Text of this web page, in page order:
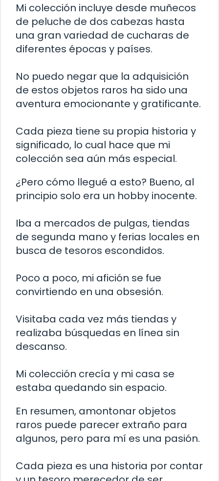
Mi colección incluye desde muñecos
de peluche de dos cabezas hasta
una gran variedad de cucharas de
diferentes épocas y países.
No puedo negar que la adquisición
de estos objetos raros ha sido una
aventura emocionante y gratificante.
Cada pieza tiene su propia historia y
significado, lo cual hace que mi
colección sea aún más especial.
¿Pero cómo llegué a esto? Bueno, al
principio solo era un hobby inocente.
Iba a mercados de pulgas, tiendas
de segunda mano y ferias locales en
busca de tesoros escondidos.
Poco a poco, mi afición se fue
convirtiendo en una obsesión.
Visitaba cada vez más tiendas y
realizaba búsquedas en línea sin
descanso.
Mi colección crecía y mi casa se
estaba quedando sin espacio.
En resumen, amontonar objetos
raros puede parecer extraño para
algunos, pero para mí es una pasión.
Cada pieza es una historia por contar